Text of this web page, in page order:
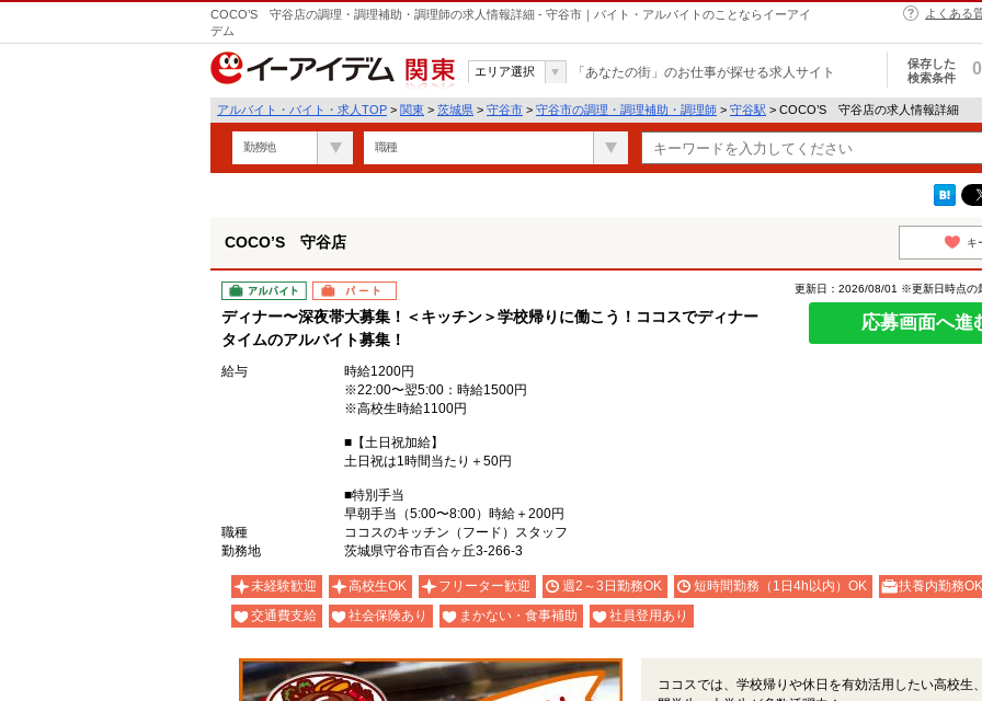
COCO’S 守谷店の調理・調理補助・調理師の求人情報詳細 - 守谷市｜バイト・アルバイトのことならイーアイ
デム
よくある
関東
エリア選択 「あなたの街」のお仕事が探せる求人サイト
保存した
検索条件
0
アルバイト・バイト・求人TOP > 関東 > 茨城県 > 守谷市 > 守谷市の調理・調理補助・調理師 > 守谷駅 > COCO’S 守谷店の求人情報詳細
勤務地 職種
COCO’S 守谷店 キ
アルバイト パート
ディナー〜深夜帯大募集！＜キッチン＞学校帰りに働こう！ココスでディナー
タイムのアルバイト募集！
更新日：2026/08/01 ※更新日時点の
応募画面へ進
給与
時給1200円
※22:00〜翌5:00：時給1500円
※高校生時給1100円
■【土日祝加給】
土日祝は1時間当たり＋50円
■特別手当
早朝手当（5:00〜8:00）時給＋200円
職種
ココスのキッチン（フード）スタッフ
勤務地
茨城県守谷市百合ヶ丘3-266-3
未経験歓迎 高校生OK フリーター歓迎 週2～3日勤務OK 短時間勤務（1日4h以内）OK
扶養内勤務OK
交通費支給
社会保険あり まかない・食事補助 社員登用あり
ココスでは、学校帰りや休日を有効活用したい高校生